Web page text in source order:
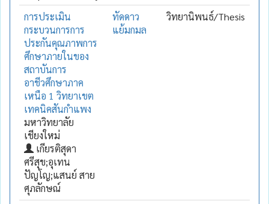
การประเมิน
กระบวนการการ
ประกันคุณภาพการ
ศึกษาภายในของ
สถาบันการ
อาชีวศึกษาภาค
เหนือ 1 วิทยาเขต
เทคนิคสันกำแพง
มหาวิทยาลัย
เชียงใหม่
เกียรติสุดา
ศรีสุข;อุเทน
ปัญโญ;แสนย์ สาย
ศุภลักษณ์
ทัดดาว
แย้มกมล
วิทยานิพนธ์/Thesis